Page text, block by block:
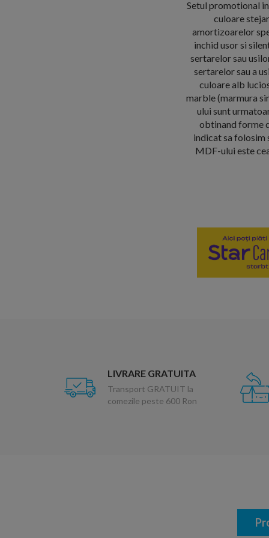
Setul promotional
culoare
amortizoarelor
inchid usor si
sertarelor sau
sertarelor sau a
culoare alb
marble (marmura
ului sunt
obtinand forme
indicat sa folosim
MDF-ului este
LIVRARE GRATUITA
Transport GRATUIT la
comezile peste 600 Ron